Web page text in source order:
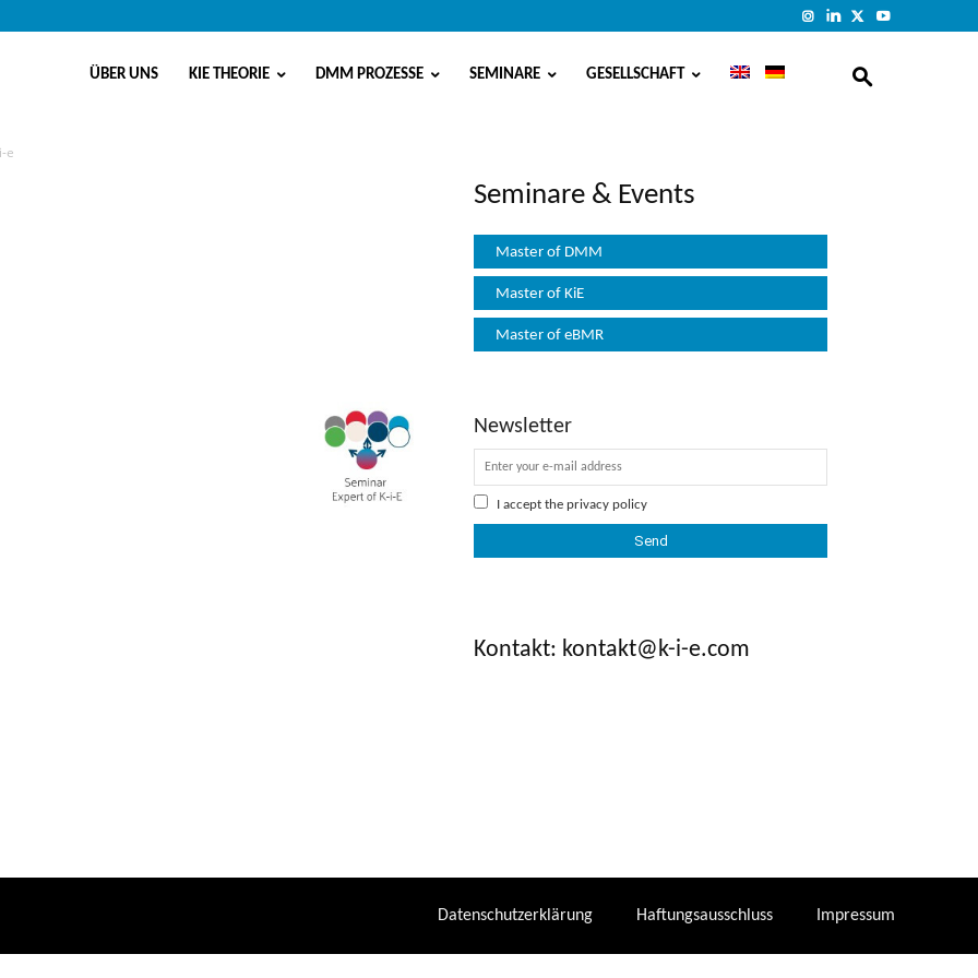
ÜBER UNS KIE THEORIE DMM PROZESSE SEMINARE GESELLSCHAFT
e
Seminare & Events
Master of DMM
Master of KiE
Master of eBMR
Newsletter
I accept the privacy policy
Kontakt: kontakt@k-i-e.com
Datenschutzerklärung Haftungsausschluss Impressum